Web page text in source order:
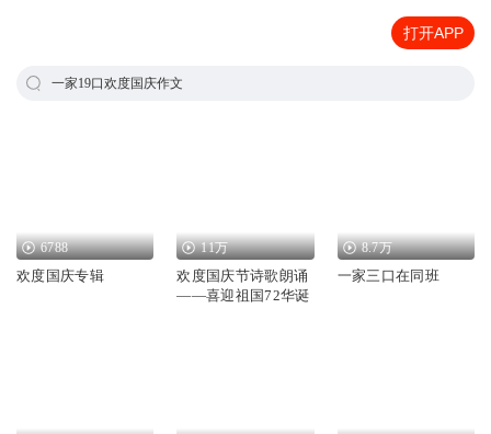
打开APP
一家19口欢度国庆作文
6788
欢度国庆专辑
11万
欢度国庆节诗歌朗诵
——喜迎祖国72华诞
8.7万
一家三口在同班